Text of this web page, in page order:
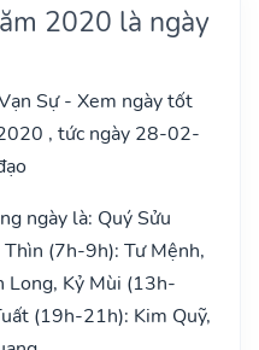
2020 là ngày
Sự - Xem ngày tốt
, tức ngày 28-02-
ngày là: Quý Sửu
(7h-9h): Tư Mệnh,
Long, Kỷ Mùi (13h-
(19h-21h): Kim Quỹ,